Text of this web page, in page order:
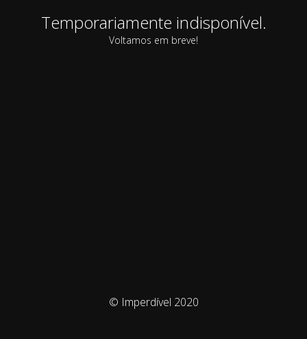
Temporariamente indisponível.
Voltamos em breve!
© Imperdível 2020